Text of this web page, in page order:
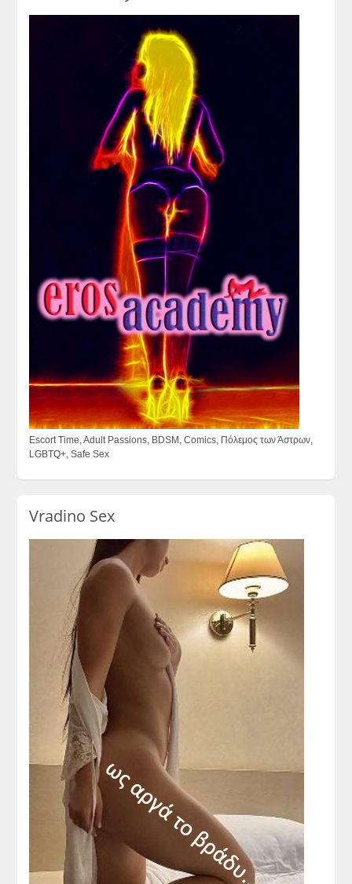
Escort Time, Adult Passions, BDSM, Comics, Πόλεμος των Άστρων,
LGBTQ+, Safe Sex
Vradino Sex